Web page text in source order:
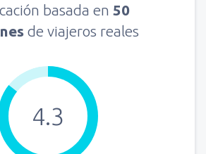
basada en 50
de viajeros reales
4.3